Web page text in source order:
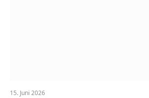
15. Juni 2026